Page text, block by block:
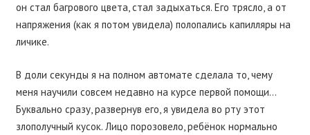
он стал багрового цвета, стал задыхаться. Его трясло, а от
напряжения (как я потом увидела) полопались капилляры на
личике.
В доли секунды я на полном автомате сделала то, чему
меня научили совсем недавно на курсе первой помощи…
Буквально сразу, развернув его, я увидела во рту этот
злополучный кусок. Лицо порозовело, ребёнок нормально